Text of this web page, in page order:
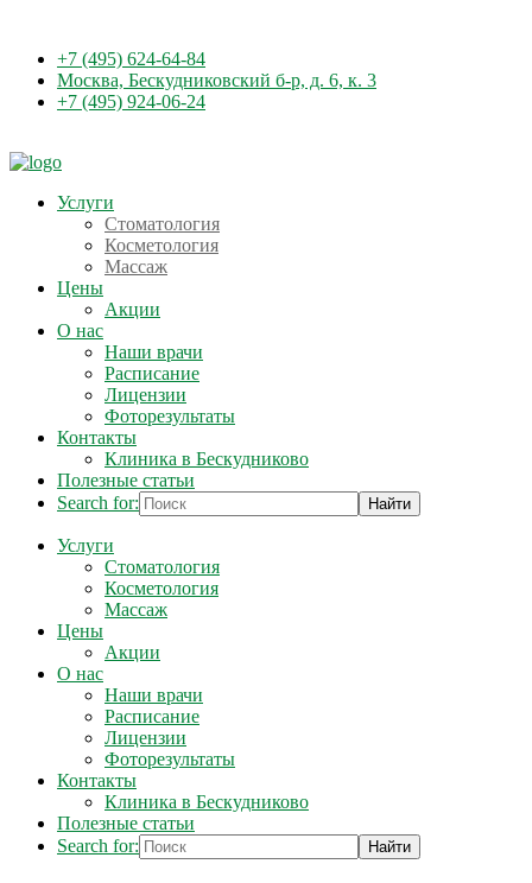
+7 (495) 624-64-84
Москва, Бескудниковский б-р, д. 6, к. 3
+7 (495) 924-06-24
Услуги
Стоматология
Косметология
Массаж
Цены
Акции
О нас
Наши врачи
Расписание
Лицензии
Фоторезультаты
Контакты
Клиника в Бескудниково
Полезные статьи
Search for:
Услуги
Стоматология
Косметология
Массаж
Цены
Акции
О нас
Наши врачи
Расписание
Лицензии
Фоторезультаты
Контакты
Клиника в Бескудниково
Полезные статьи
Search for: